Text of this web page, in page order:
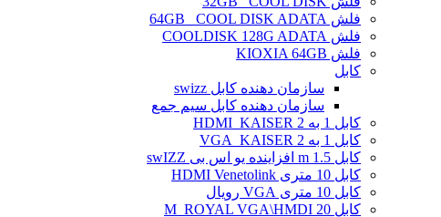
فلش 64GB _COOL DISK ADATA
فلش COOLDISK 128G ADATA
فلش KIOXIA 64GB
کابل
سازمان دهنده کابل swizz
سازمان دهنده کابل سیم جمع
کابل 1 به 2 HDMI_KAISER
کابل 1 به 2 VGA_KAISER
کابل 1.5 m افزاینده یو اس بی swIZZ
کابل 10 متری HDMI Venetolink
کابل 10 متری VGA رویال
کابل 20 M_ROYAL VGA\HMDI